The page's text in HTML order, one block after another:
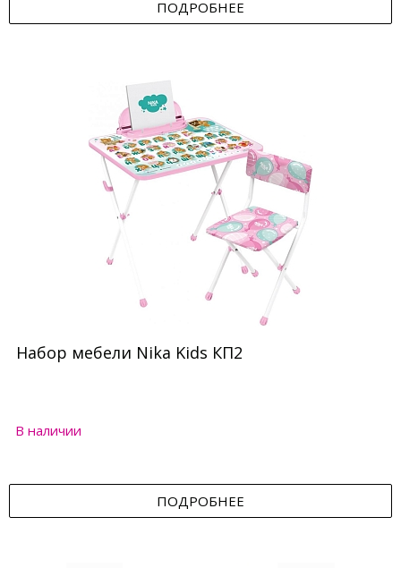
ПОДРОБНЕЕ
Набор мебели Nika Kids КП2
В наличии
ПОДРОБНЕЕ